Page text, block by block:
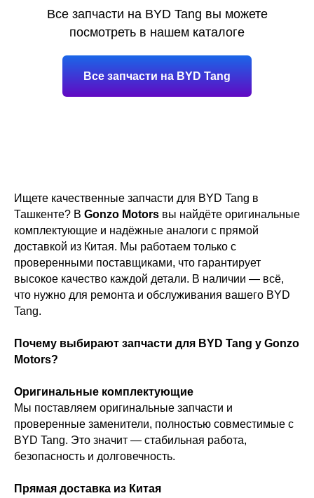
Все запчасти на BYD Tang вы можете
посмотреть в нашем каталоге
Все запчасти на BYD Tang
Ищете качественные запчасти для BYD Tang в
Ташкенте? В Gonzo Motors вы найдёте оригинальные
комплектующие и надёжные аналоги с прямой
доставкой из Китая. Мы работаем только с
проверенными поставщиками, что гарантирует
высокое качество каждой детали. В наличии — всё,
что нужно для ремонта и обслуживания вашего BYD
Tang.
Почему выбирают запчасти для BYD Tang у Gonzo
Motors?
Оригинальные комплектующие
Мы поставляем оригинальные запчасти и
проверенные заменители, полностью совместимые с
BYD Tang. Это значит — стабильная работа,
безопасность и долговечность.
Прямая доставка из Китая